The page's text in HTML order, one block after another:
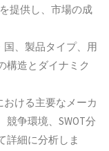
提供し、市場の成
、製品タイプ、用
構造とダイナミク
ける主要なメーカ
争環境、SWOT分
詳細に分析しま